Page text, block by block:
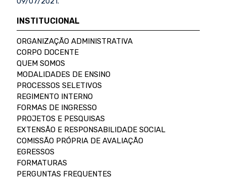
INSTITUCIONAL
ORGANIZAÇÃO ADMINISTRATIVA
CORPO DOCENTE
QUEM SOMOS
MODALIDADES DE ENSINO
PROCESSOS SELETIVOS
REGIMENTO INTERNO
FORMAS DE INGRESSO
PROJETOS E PESQUISAS
EXTENSÃO E RESPONSABILIDADE SOCIAL
COMISSÃO PRÓPRIA DE AVALIAÇÃO
EGRESSOS
FORMATURAS
PERGUNTAS FREQUENTES